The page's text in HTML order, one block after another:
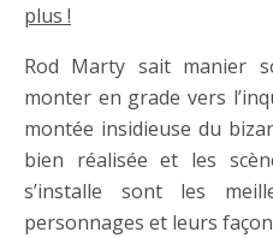
plus !
Rod Marty sait manier
monter en grade vers
montée insidieuse du
bien réalisée et les
s’installe sont les
personnages et leurs